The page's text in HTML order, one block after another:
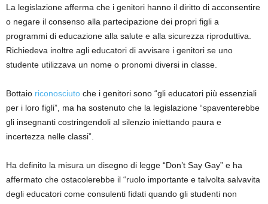
La legislazione afferma che i genitori hanno il diritto di acconsentire
o negare il consenso alla partecipazione dei propri figli a
programmi di educazione alla salute e alla sicurezza riproduttiva.
Richiedeva inoltre agli educatori di avvisare i genitori se uno
studente utilizzava un nome o pronomi diversi in classe.
Bottaio riconosciuto che i genitori sono “gli educatori più essenziali
per i loro figli”, ma ha sostenuto che la legislazione “spaventerebbe
gli insegnanti costringendoli al silenzio iniettando paura e
incertezza nelle classi”.
Ha definito la misura un disegno di legge “Don’t Say Gay” e ha
affermato che ostacolerebbe il “ruolo importante e talvolta salvavita
degli educatori come consulenti fidati quando gli studenti non